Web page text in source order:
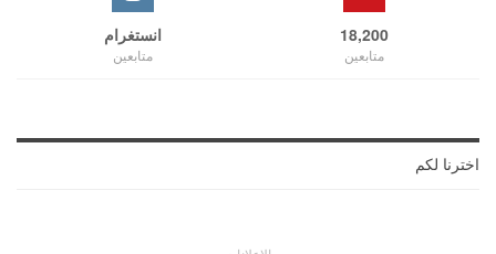
18,200
متابعين
انستغرام
متابعين
اخترنا لكم